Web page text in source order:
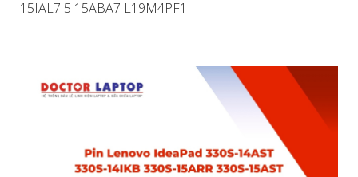
15IAL7 5 15ABA7 L19M4PF1